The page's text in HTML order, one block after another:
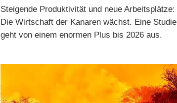
Steigende Produktivität und neue Arbeitsplätze:
Die Wirtschaft der Kanaren wächst. Eine Studie
geht von einem enormen Plus bis 2026 aus.